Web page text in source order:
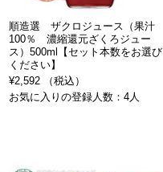
順造選 ザクロジュース（果汁
100％ 濃縮還元ざくろジュー
ス）500ml【セット本数をお選び
ください】
¥2,592 （税込）
お気に入りの登録人数：4人